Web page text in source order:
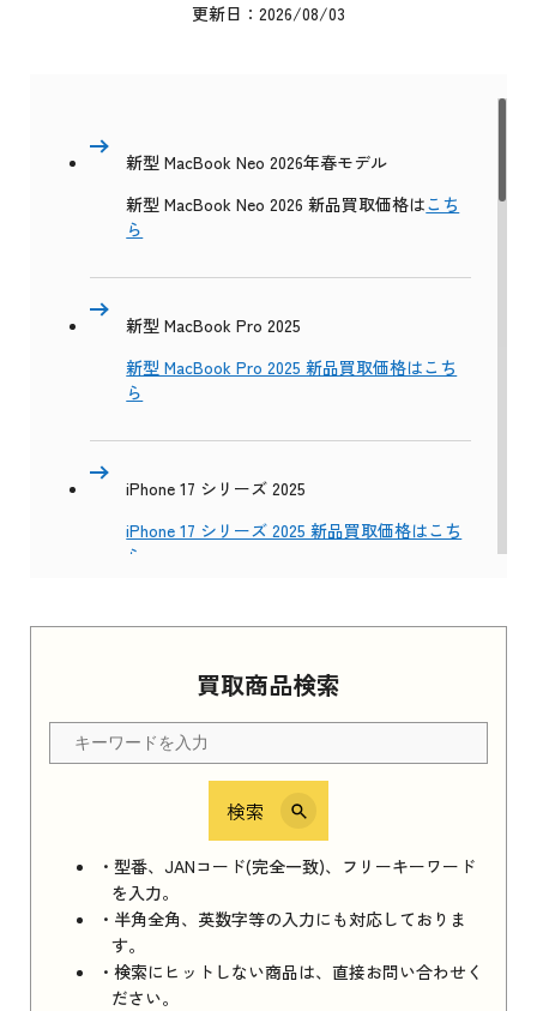
買取商品検索
検索
・型番、JANコード(完全一致)、フリーキーワード
を入力。
・半角全角、英数字等の入力にも対応しておりま
す。
・検索にヒットしない商品は、直接お問い合わせく
ださい。
更新日：2026/08/03
新型 MacBook Neo 2026年春モデル
新型 MacBook Neo 2026 新品買取価格はこち
ら
新型 MacBook Pro 2025
新型 MacBook Pro 2025 新品買取価格はこち
ら
iPhone 17 シリーズ 2025
iPhone 17 シリーズ 2025 新品買取価格はこち
ら
Apple Watch Series 11 2025 新品買取価格はこ
ちら
iPhone 16e シリーズ 2025
iPhone 16e シリーズ 2025 新品買取価格はこち
ら
iPad 11インチ 2025年春モデル